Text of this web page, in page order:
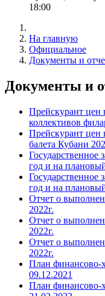
18:00
На главную
Официальное
Документы и
Документы и
Прейскурант цен
коллективов
Прейскурант цен
балета Кубани
Государственное
год и на
Государственное
год и на
Отчет о
2022г.
Отчет о
2022г.
Отчет о
2022г.
План финансово-
09.12.2021
План финансово-